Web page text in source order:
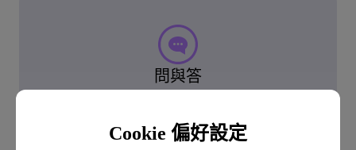
Cookie 偏好設定
問與答